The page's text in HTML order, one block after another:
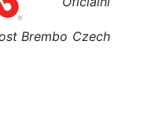
Brembo Czech